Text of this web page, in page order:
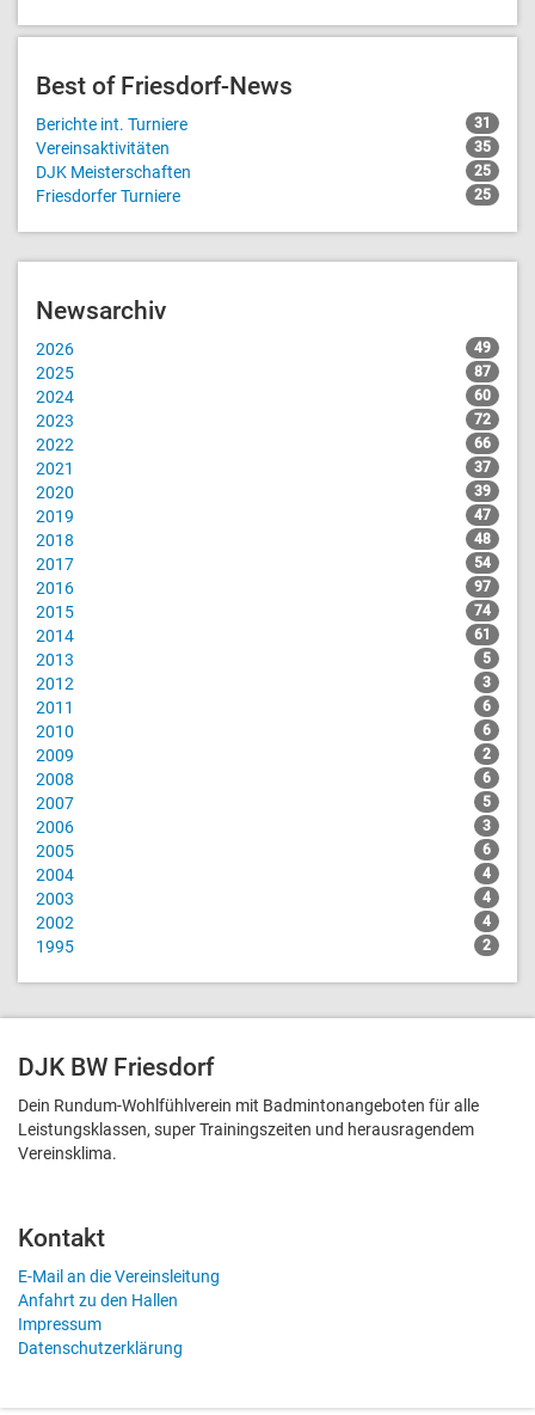
Best of Friesdorf-News
Berichte int. Turniere 31
Vereinsaktivitäten 35
DJK Meisterschaften 25
Friesdorfer Turniere 25
Newsarchiv
2026 49
2025 87
2024 60
2023 72
2022 66
2021 37
2020 39
2019 47
2018 48
2017 54
2016 97
2015 74
2014 61
2013 5
2012 3
2011 6
2010 6
2009 2
2008 6
2007 5
2006 3
2005 6
2004 4
2003 4
2002 4
1995 2
DJK BW Friesdorf
Dein Rundum-Wohlfühlverein mit Badmintonangeboten für alle
Leistungsklassen, super Trainingszeiten und heraus­ragendem
Vereinsklima.
Kontakt
E-Mail an die Vereinsleitung
Anfahrt zu den Hallen
Impressum
Datenschutzerklärung